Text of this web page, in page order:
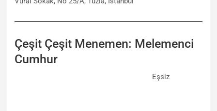
Çeşit Çeşit Menemen: Melemenci
Cumhur
Eşsiz